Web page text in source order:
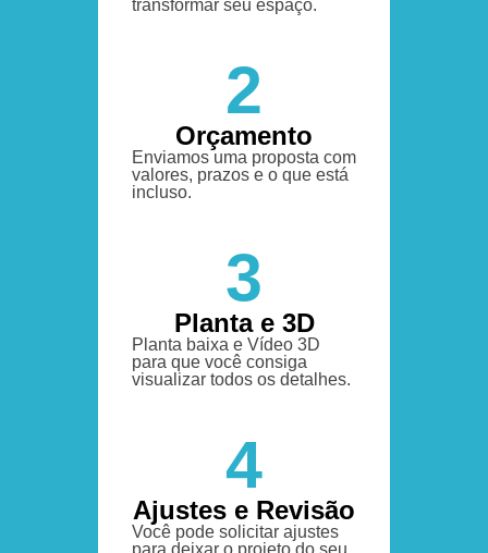
transformar seu espaço.
2
Orçamento
Enviamos uma proposta com
valores, prazos e o que está
incluso.
3
Planta e 3D
Planta baixa e Vídeo 3D
para que você consiga
visualizar todos os detalhes.
4
Ajustes e Revisão
Você pode solicitar ajustes
para deixar o projeto do seu